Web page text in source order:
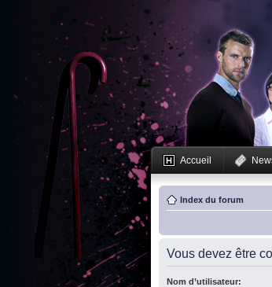
Accueil
Index du forum
Vous devez être
Nom d’utilisateur: